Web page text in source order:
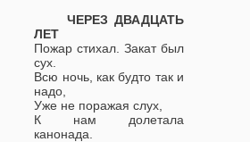
ЧЕРЕЗ ДВАДЦАТЬ
ЛЕТ
Пожар стихал. Закат был
сух.
Всю ночь, как будто так и
надо,
Уже не поражая слух,
К нам долетала
канонада.